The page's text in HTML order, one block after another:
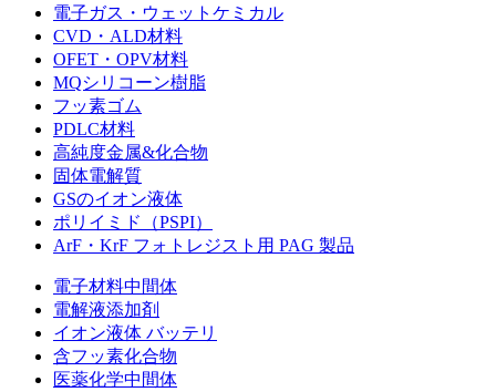
電子ガス・ウェットケミカル
CVD・ALD材料
OFET・OPV材料
MQシリコーン樹脂
フッ素ゴム
PDLC材料
高純度金属&化合物
固体電解質
GSのイオン液体
ポリイミド（PSPI）
ArF・KrF フォトレジスト用 PAG 製品
電子材料中間体
電解液添加剤
イオン液体 バッテリ
含フッ素化合物
医薬化学中間体